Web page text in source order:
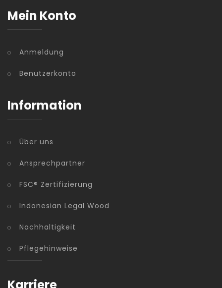
Mein Konto
Anmeldung
Benutzerkonto
Information
Über uns
Ansprechpartner
FSC® Zertifizierung
Indonesian Legal Wood
Nachhaltigkeit
Pflegehinweise